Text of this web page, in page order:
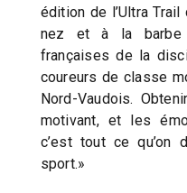
édition de l’Ultra
nez et à la barbe
françaises de la
coureurs de classe
Nord-Vaudois.
motivant, et les
c’est tout ce qu’on
sport.»